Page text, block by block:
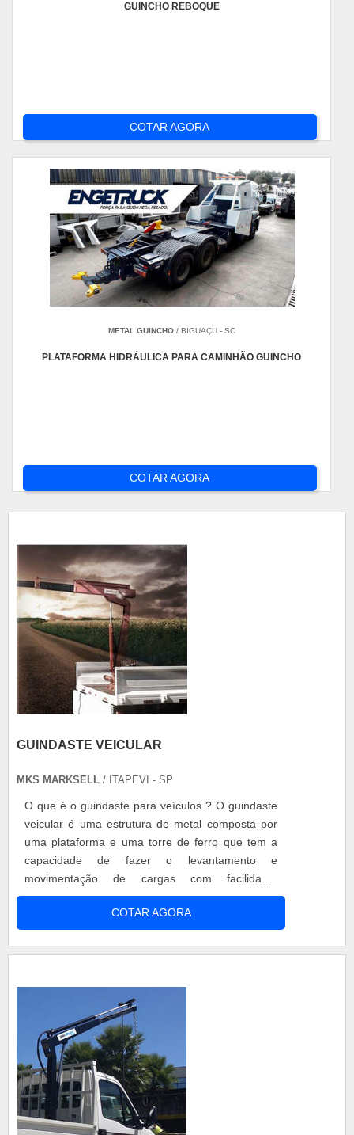
GUINCHO REBOQUE
COTAR AGORA
METAL GUINCHO/ BIGUAÇU - SC
PLATAFORMA HIDRÁULICA PARA CAMINHÃO GUINCHO
COTAR AGORA
GUINDASTE VEICULAR
MKS MARKSELL / ITAPEVI - SP
O que é o guindaste para veículos ? O guindaste
veicular é uma estrutura de metal composta por
uma plataforma e uma torre de ferro que tem a
capacidade de fazer o levantamento e
movimentação de cargas com facilidade.
Vantagens do produto - Facilidade de manuseio; -
Capacidade de 2000kg de carga; - Agilidade de
carga e descarga; - Otimização da mão de obra;
COTAR AGORA